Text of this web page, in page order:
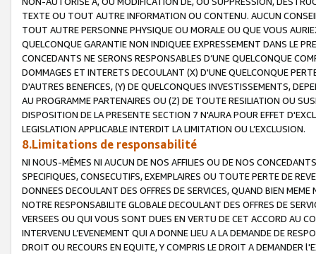
TEXTE OU TOUT AUTRE INFORMATION OU CONTENU. AUCUN
TOUT AUTRE PERSONNE PHYSIQUE OU MORALE OU QUE VOUS
QUELCONQUE GARANTIE NON INDIQUEE EXPRESSEMENT DANS LE
CONCEDANTS NE SERONS RESPONSABLES D’UNE QUELCONQUE
DOMMAGES ET INTERETS DECOULANT (X) D'UNE QUELCONQUE
D'AUTRES BENEFICES, (Y) DE QUELCONQUES INVESTISSEMENTS,
AU PROGRAMME PARTENAIRES OU (Z) DE TOUTE RESILIATION OU
DISPOSITION DE LA PRESENTE SECTION 7 N'AURA POUR EFFET
LEGISLATION APPLICABLE INTERDIT LA LIMITATION OU L’EXCLUSION.
8.Limitations de responsabilité
NI NOUS-MÊMES NI AUCUN DE NOS AFFILIES OU DE NOS
SPECIFIQUES, CONSECUTIFS, EXEMPLAIRES OU TOUTE PERTE DE
DONNEES DECOULANT DES OFFRES DE SERVICES, QUAND BIEN
NOTRE RESPONSABILITE GLOBALE DECOULANT DES OFFRES DE
VERSEES OU QUI VOUS SONT DUES EN VERTU DE CET ACCORD AU
INTERVENU L’EVENEMENT QUI A DONNE LIEU A LA DEMANDE DE
DROIT OU RECOURS EN EQUITE, Y COMPRIS LE DROIT A DEMANDER